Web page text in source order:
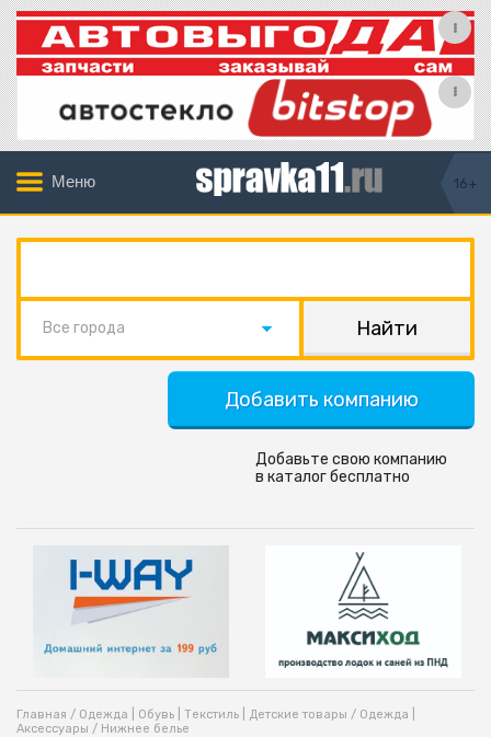
Меню 16+
Все города
Добавить компанию
Добавьте свою компанию
в каталог бесплатно
Главная / Одежда | Обувь | Текстиль | Детские товары / Одежда |
Аксессуары / Нижнее белье